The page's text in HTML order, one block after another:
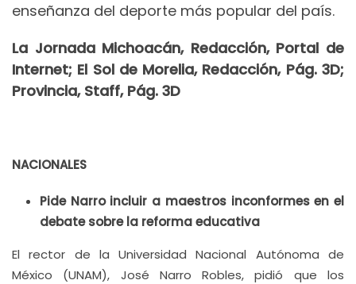
enseñanza del deporte más popular del país.
La Jornada Michoacán, Redacción, Portal de
Internet; El Sol de Morelia, Redacción, Pág. 3D;
Provincia, Staff, Pág. 3D
NACIONALES
Pide Narro incluir a maestros inconformes en el
debate sobre la reforma educativa
El rector de la Universidad Nacional Autónoma de
México (UNAM), José Narro Robles, pidió que los